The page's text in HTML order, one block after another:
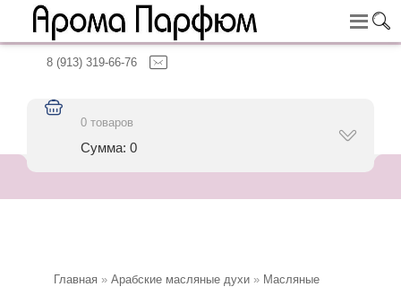
8 (913) 319-66-76
0 товаров
Сумма: 0
Главная » Арабские масляные духи » Масляные